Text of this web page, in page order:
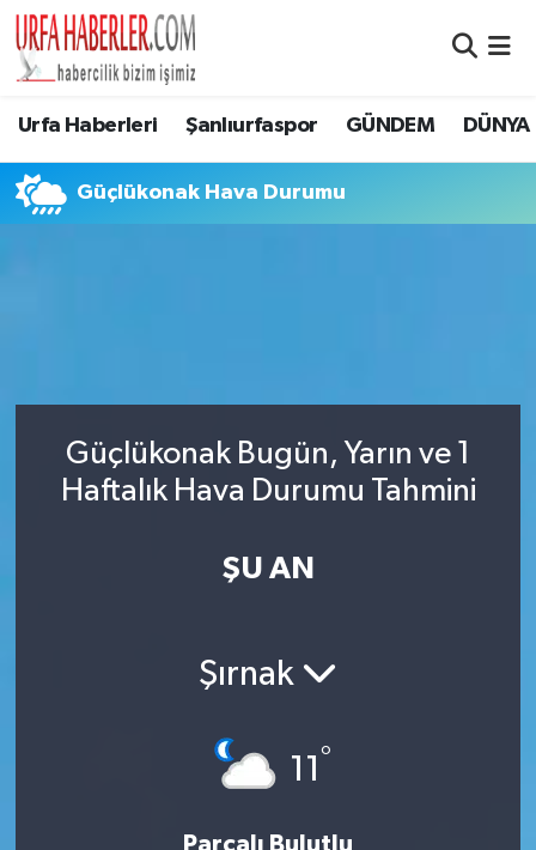
Urfa Haberleri Şanlıurfaspor GÜNDEM DÜNYA
Güçlükonak Hava Durumu
Güçlükonak Bugün, Yarın ve 1
Haftalık Hava Durumu Tahmini
ŞU AN
Şırnak
11 °
Şanlıurfa Nöbetçi Eczaneler
Son Dakika Haberleri